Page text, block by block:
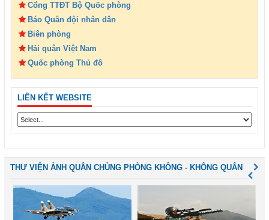
Cổng TTĐT Bộ Quốc phòng
Báo Quân đội nhân dân
Biên phòng
Hải quân Việt Nam
Quốc phòng Thủ đô
LIÊN KẾT WEBSITE
THƯ VIỆN ẢNH QUÂN CHỦNG PHÒNG KHÔNG - KHÔNG QUÂN